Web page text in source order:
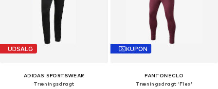
UDSALG
ADIDAS SPORTSWEAR
Træningsdragt
KUPON
PANTONECLO
Træningsdragt 'Flex'